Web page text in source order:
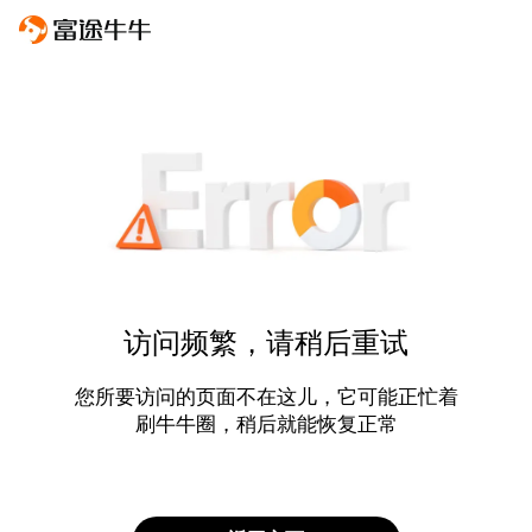
访问频繁，请稍后重试
您所要访问的页面不在这儿，它可能正忙着
刷牛牛圈，稍后就能恢复正常